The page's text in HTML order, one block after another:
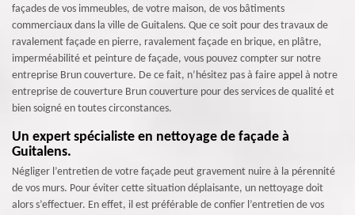
façades de vos immeubles, de votre maison, de vos bâtiments
commerciaux dans la ville de Guitalens. Que ce soit pour des travaux de
ravalement façade en pierre, ravalement façade en brique, en plâtre,
imperméabilité et peinture de façade, vous pouvez compter sur notre
entreprise Brun couverture. De ce fait, n’hésitez pas à faire appel à notre
entreprise de couverture Brun couverture pour des services de qualité et
bien soigné en toutes circonstances.
Un expert spécialiste en nettoyage de façade à
Guitalens.
Négliger l’entretien de votre façade peut gravement nuire à la pérennité
de vos murs. Pour éviter cette situation déplaisante, un nettoyage doit
alors s’effectuer. En effet, il est préférable de confier l’entretien de vos